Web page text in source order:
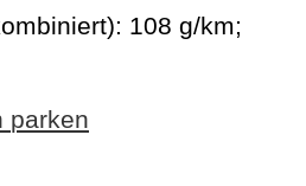
108 g/km;
parken